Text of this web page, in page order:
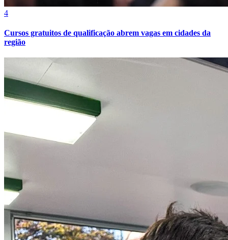
Atlético-MG
4
Cursos gratuitos de qualificação abrem vagas em cidades da
região